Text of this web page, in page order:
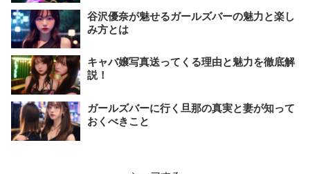
谷沢優奈が魅せるガールズバーの魅力と楽し
み方とは
キャバ嬢写真送ってくる理由と魅力を徹底解
説！
ガールズバーに行く旦那の真実と妻が知って
おくべきこと